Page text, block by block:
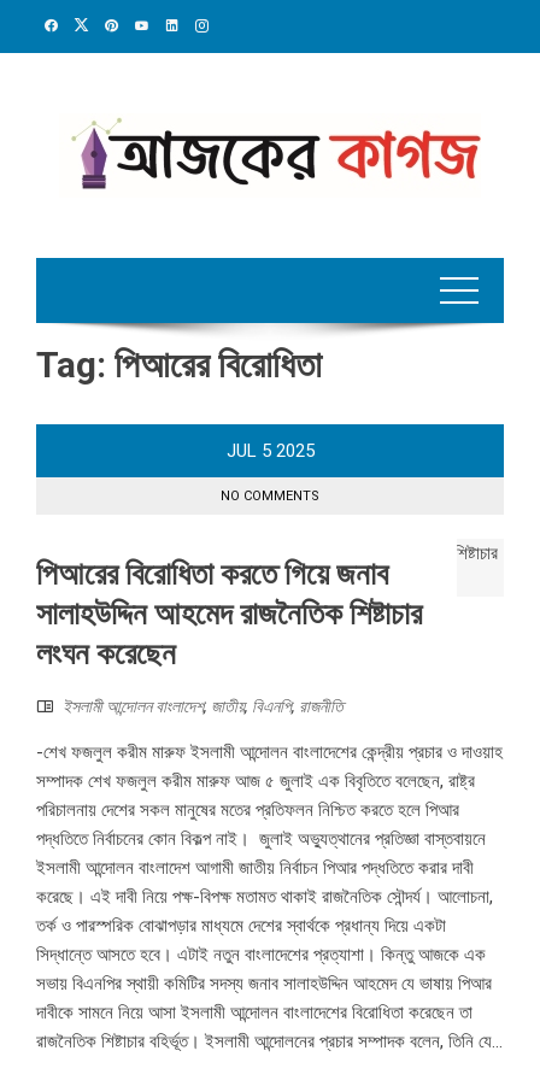
Tag: পিআরের বিরোধিতা
JUL 5 2025
NO COMMENTS
পিআরের বিরোধিতা করতে গিয়ে জনাব
সালাহউদ্দিন আহমেদ রাজনৈতিক শিষ্টাচার
লংঘন করেছেন
ইসলামী আন্দোলন বাংলাদেশ, জাতীয়, বিএনপি, রাজনীতি
-শেখ ফজলুল করীম মারুফ ইসলামী আন্দোলন বাংলাদেশের কেন্দ্রীয় প্রচার ও দাওয়াহ
সম্পাদক শেখ ফজলুল করীম মারুফ আজ ৫ জুলাই এক বিবৃতিতে বলেছেন, রাষ্ট্র
পরিচালনায় দেশের সকল মানুষের মতের প্রতিফলন নিশ্চিত করতে হলে পিআর
পদ্ধতিতে নির্বাচনের কোন বিকল্প নাই। জুলাই অভ্যুত্থানের প্রতিজ্ঞা বাস্তবায়নে
ইসলামী আন্দোলন বাংলাদেশ আগামী জাতীয় নির্বাচন পিআর পদ্ধতিতে করার দাবী
করেছে। এই দাবী নিয়ে পক্ষ-বিপক্ষ মতামত থাকাই রাজনৈতিক সৌন্দর্য। আলোচনা,
তর্ক ও পারস্পরিক বোঝাপড়ার মাধ্যমে দেশের স্বার্থকে প্রধান্য দিয়ে একটা
সিদ্ধান্তে আসতে হবে। এটাই নতুন বাংলাদেশের প্রত্যাশা। কিন্তু আজকে এক
সভায় বিএনপির স্থায়ী কমিটির সদস্য জনাব সালাহউদ্দিন আহমেদ যে ভাষায় পিআর
দাবীকে সামনে নিয়ে আসা ইসলামী আন্দোলন বাংলাদেশের বিরোধিতা করেছেন তা
রাজনৈতিক শিষ্টাচার বহির্ভূত। ইসলামী আন্দোলনের প্রচার সম্পাদক বলেন, তিনি যে...